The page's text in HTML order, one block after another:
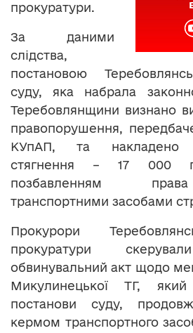
прокуратури.
За даними
слідства,
постановою
суду, яка набрала
Теребовлянщини визнано
правопорушення,
КУпАП, та накладено
стягнення – 17 000
позбавленням
транспортними засобами
Прокурори
прокуратури
обвинувальний акт щодо
Микулинецької ТГ,
постанови суду,
кермом транспортного